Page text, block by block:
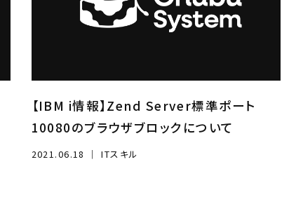
【IBM i情報】Zend Server標準ポート
10080のブラウザブロックについて
2021.06.18 ｜ITスキル